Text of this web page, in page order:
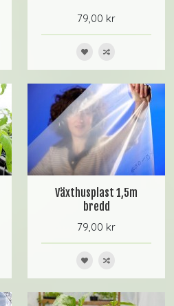
79,00 kr
Växthusplast 1,5m
bredd
79,00 kr